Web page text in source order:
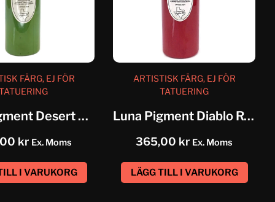
FÄRG, EJ FÖR
Luna Pigment Desert Sage
kr Ex. Moms
I VARUKORG
ARTISTISK FÄRG, EJ FÖR
TATUERING
Luna Pigment Diablo Rojo Red
365,00 kr Ex. Moms
LÄGG TILL I VARUKORG